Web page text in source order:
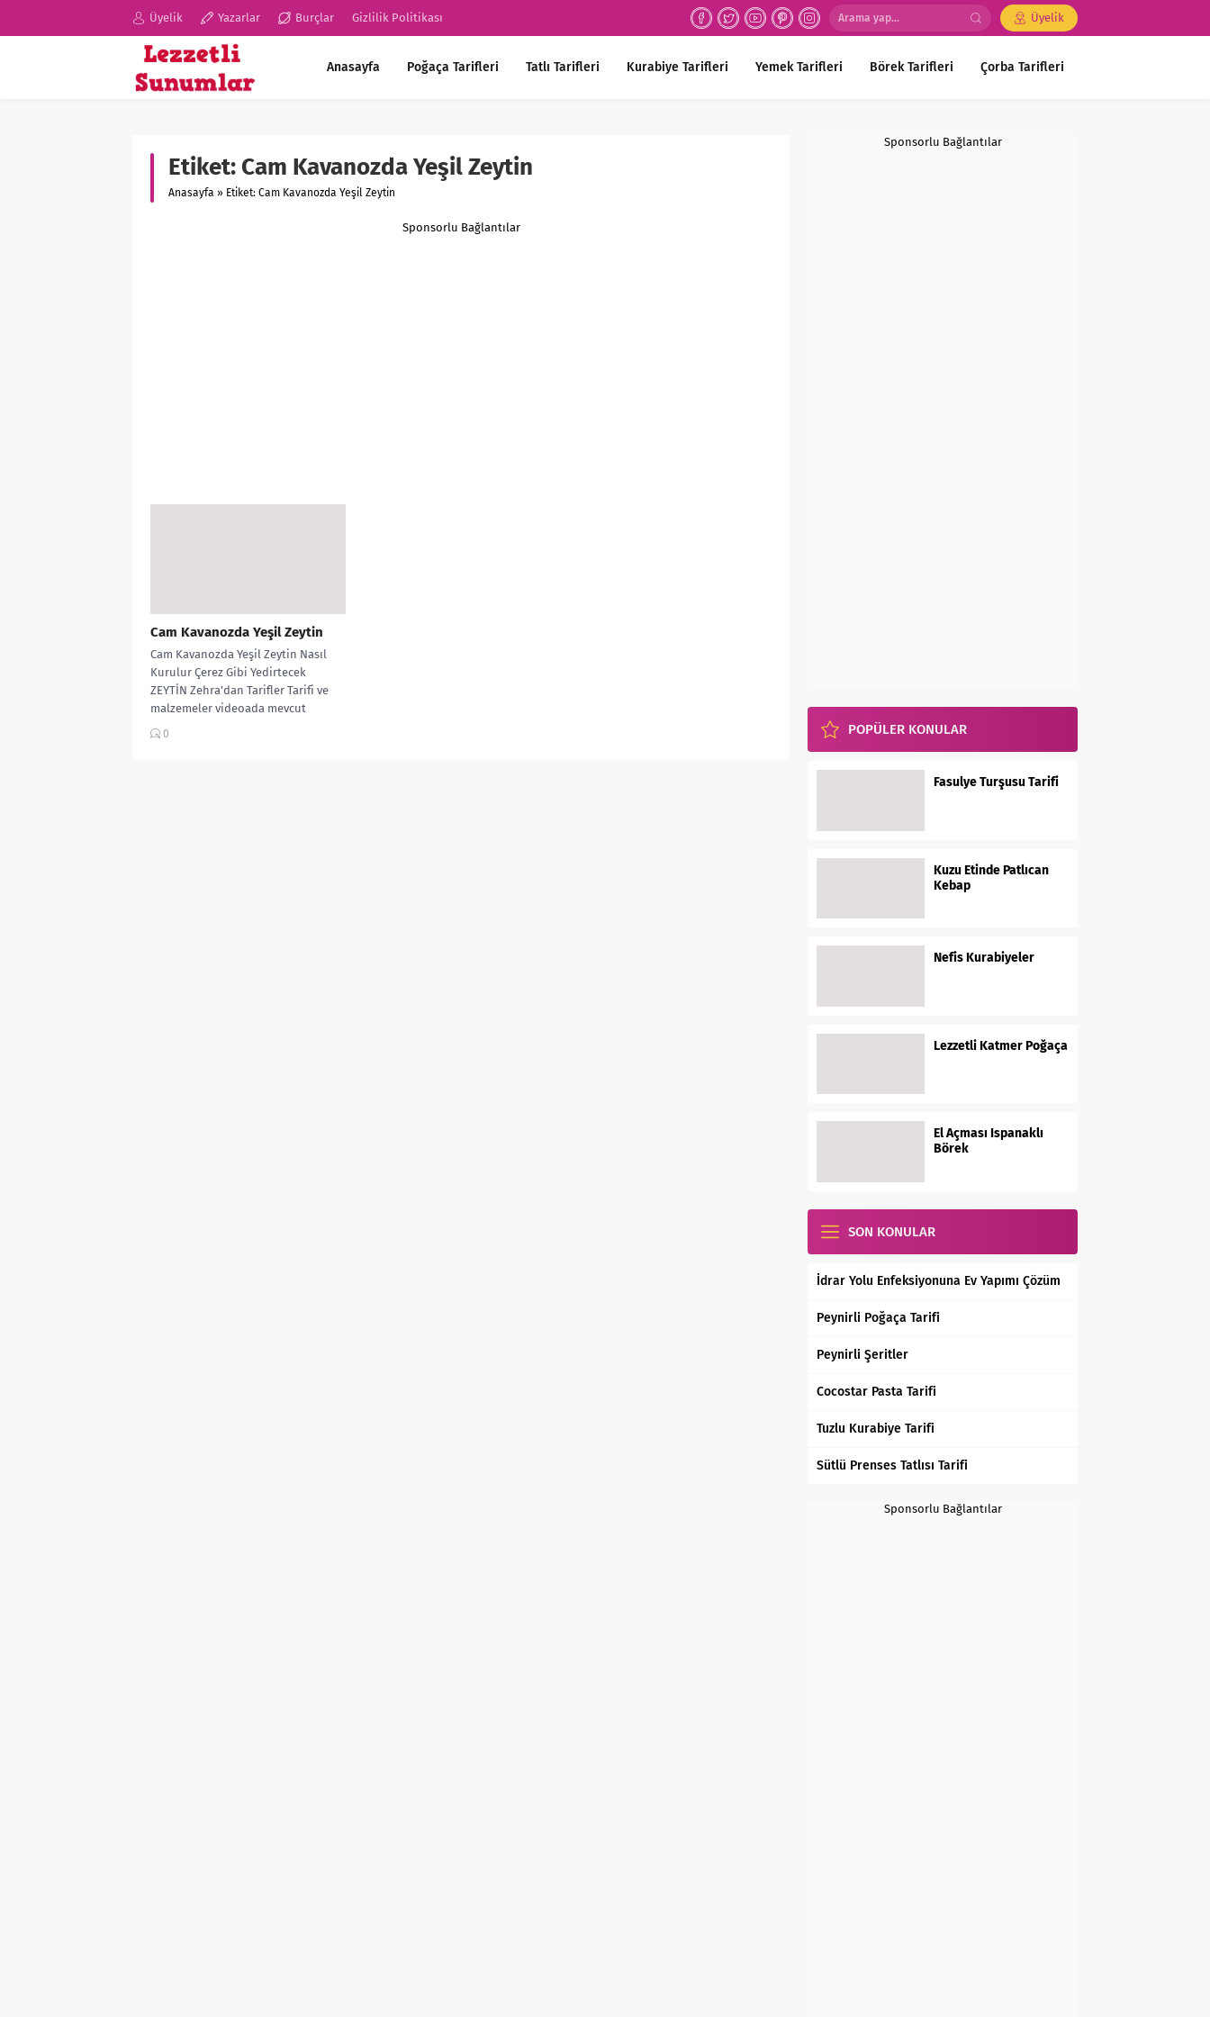
Üyelik Yazarlar Burçlar Gizlilik Politikası Üyelik
Anasayfa Poğaça Tarifleri Tatlı Tarifleri Kurabiye Tarifleri Yemek Tarifleri Börek Tarifleri Çorba Tarifleri
Etiket:Cam Kavanozda Yeşil Zeytin
Anasayfa » Etiket: Cam Kavanozda Yeşil Zeytin
Sponsorlu Bağlantılar
Cam Kavanozda Yeşil Zeytin
Cam Kavanozda Yeşil Zeytin Nasıl
Kurulur Çerez Gibi Yedirtecek
ZEYTİN Zehra’dan Tarifler Tarifi ve
malzemeler videoada mevcut
videosu aşağıda ...
0
Sponsorlu Bağlantılar
POPÜLER KONULAR
Fasulye Turşusu Tarifi
Kuzu Etinde Patlıcan
Kebap
Nefis Kurabiyeler
Lezzetli Katmer Poğaça
El Açması Ispanaklı
Börek
SON KONULAR
İdrar Yolu Enfeksiyonuna Ev Yapımı Çözüm
Peynirli Poğaça Tarifi
Peynirli Şeritler
Cocostar Pasta Tarifi
Tuzlu Kurabiye Tarifi
Sütlü Prenses Tatlısı Tarifi
Sponsorlu Bağlantılar